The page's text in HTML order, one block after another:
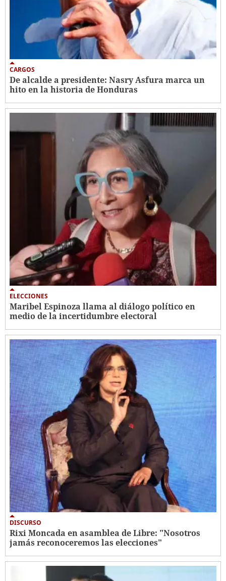
CARGOS
De alcalde a presidente: Nasry Asfura marca un
hito en la historia de Honduras
ELECCIONES
Maribel Espinoza llama al diálogo político en
medio de la incertidumbre electoral
DISCURSO
Rixi Moncada en asamblea de Libre: "Nosotros
jamás reconoceremos las elecciones"